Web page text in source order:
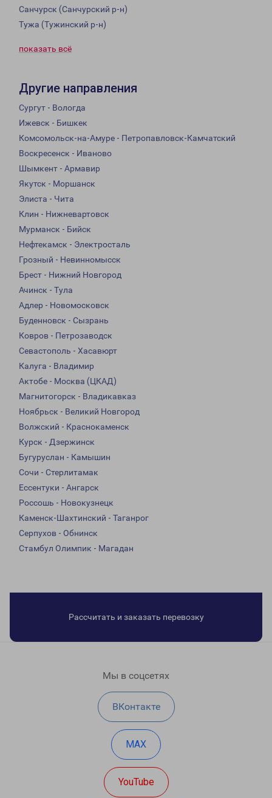
Санчурск (Санчурский р-н)
Тужа (Тужинский р-н)
показать всё
Другие направления
Сургут - Вологда
Ижевск - Бишкек
Комсомольск-на-Амуре - Петропавловск-Камчатский
Воскресенск - Иваново
Шымкент - Армавир
Якутск - Моршанск
Элиста - Чита
Клин - Нижневартовск
Мурманск - Бийск
Нефтекамск - Электросталь
Грозный - Невинномысск
Брест - Нижний Новгород
Ачинск - Тула
Адлер - Новомосковск
Буденновск - Сызрань
Ковров - Петрозаводск
Севастополь - Хасавюрт
Калуга - Владимир
Актобе - Москва (ЦКАД)
Магнитогорск - Владикавказ
Ноябрьск - Великий Новгород
Волжский - Краснокаменск
Курск - Дзержинск
Бугуруслан - Камышин
Сочи - Стерлитамак
Ессентуки - Ангарск
Россошь - Новокузнецк
Каменск-Шахтинский - Таганрог
Серпухов - Обнинск
Стамбул Олимпик - Магадан
Рассчитать и заказать перевозку
Мы в соцсетях
ВКонтакте
MAX
YouTube